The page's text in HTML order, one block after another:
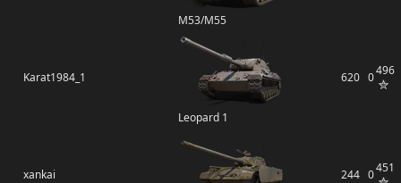
M53/M55
Karat1984_1
Leopard 1
620 0496
xankai 244 0451